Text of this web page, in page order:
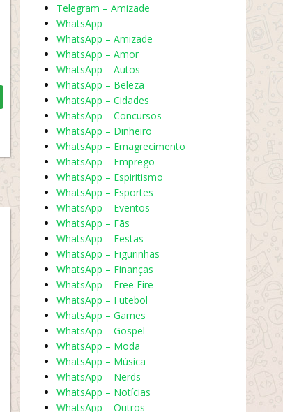
Telegram – Amizade
WhatsApp
WhatsApp – Amizade
WhatsApp – Amor
WhatsApp – Autos
WhatsApp – Beleza
WhatsApp – Cidades
WhatsApp – Concursos
WhatsApp – Dinheiro
WhatsApp – Emagrecimento
WhatsApp – Emprego
WhatsApp – Espiritismo
WhatsApp – Esportes
WhatsApp – Eventos
WhatsApp – Fãs
WhatsApp – Festas
WhatsApp – Figurinhas
WhatsApp – Finanças
WhatsApp – Free Fire
WhatsApp – Futebol
WhatsApp – Games
WhatsApp – Gospel
WhatsApp – Moda
WhatsApp – Música
WhatsApp – Nerds
WhatsApp – Notícias
WhatsApp – Outros